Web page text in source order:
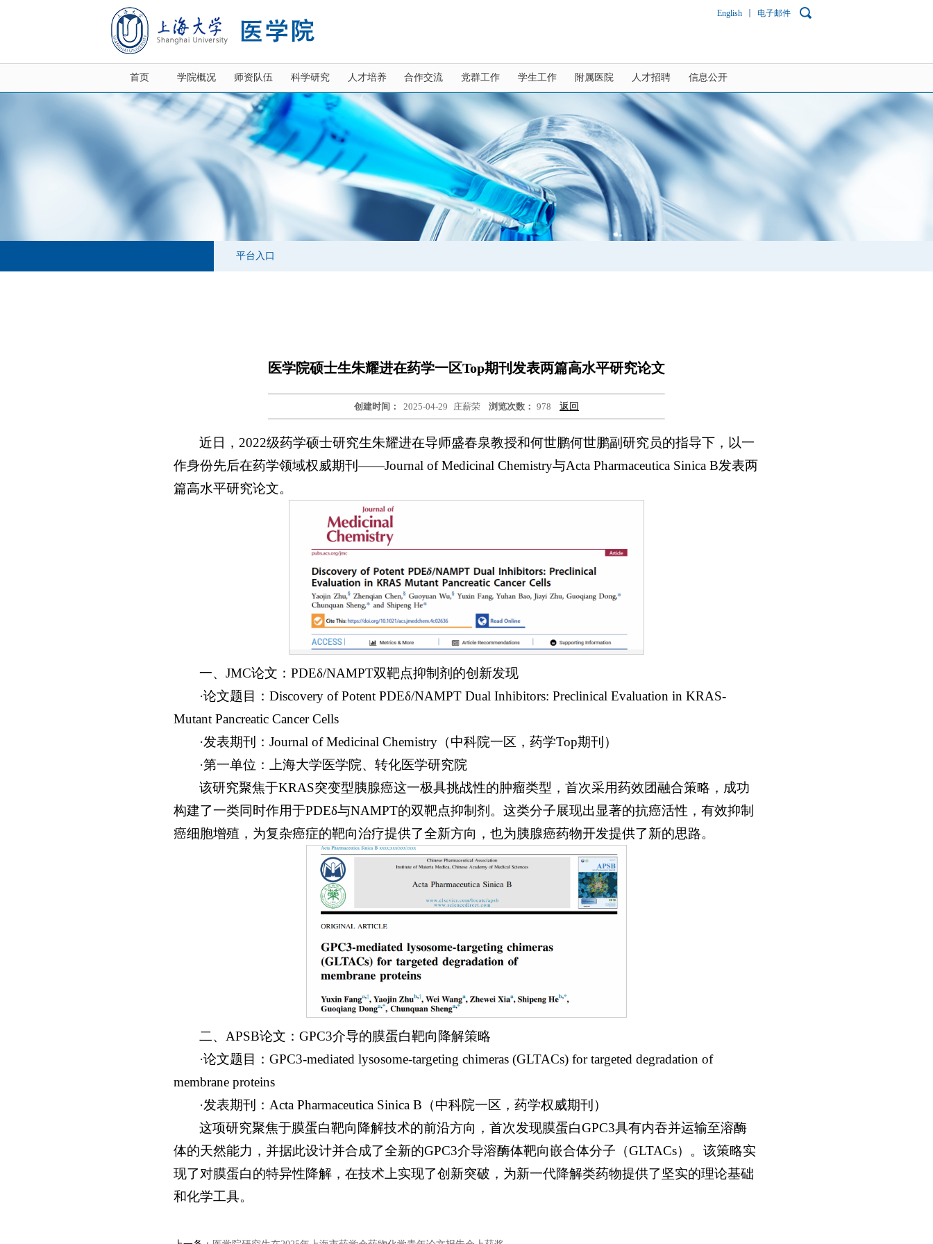
English 电子邮件
首页 学院概况 师资队伍 科学研究 人才培养 合作交流 党群工作 学生工作 附属医院 人才招聘 信息公开
平台入口
医学院硕士生朱耀进在药学一区Top期刊发表两篇高水平研究论文
创建时间： 2025-04-29 庄薪荣 浏览次数： 978 返回
近日，2022级药学硕士研究生朱耀进在导师盛春泉教授和何世鹏何世鹏副研究员的指导下，以一
作身份先后在药学领域权威期刊——Journal of Medicinal Chemistry与Acta Pharmaceutica Sinica B发表两
篇高水平研究论文。
一、JMC论文：PDEδ/NAMPT双靶点抑制剂的创新发现
·论文题目：Discovery of Potent PDEδ/NAMPT Dual Inhibitors: Preclinical Evaluation in KRAS-
Mutant Pancreatic Cancer Cells
·发表期刊：Journal of Medicinal Chemistry（中科院一区，药学Top期刊）
·第一单位：上海大学医学院、转化医学研究院
该研究聚焦于KRAS突变型胰腺癌这一极具挑战性的肿瘤类型，首次采用药效团融合策略，成功
构建了一类同时作用于PDEδ与NAMPT的双靶点抑制剂。这类分子展现出显著的抗癌活性，有效抑制
癌细胞增殖，为复杂癌症的靶向治疗提供了全新方向，也为胰腺癌药物开发提供了新的思路。
二、APSB论文：GPC3介导的膜蛋白靶向降解策略
·论文题目：GPC3-mediated lysosome-targeting chimeras (GLTACs) for targeted degradation of
membrane proteins
·发表期刊：Acta Pharmaceutica Sinica B（中科院一区，药学权威期刊）
这项研究聚焦于膜蛋白靶向降解技术的前沿方向，首次发现膜蛋白GPC3具有内吞并运输至溶酶
体的天然能力，并据此设计并合成了全新的GPC3介导溶酶体靶向嵌合体分子（GLTACs）。该策略实
现了对膜蛋白的特异性降解，在技术上实现了创新突破，为新一代降解类药物提供了坚实的理论基础
和化学工具。